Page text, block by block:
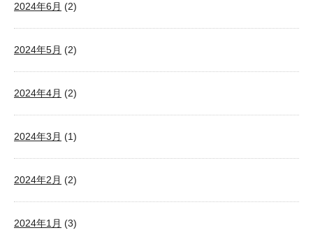
2024年6月 (2)
2024年5月 (2)
2024年4月 (2)
2024年3月 (1)
2024年2月 (2)
2024年1月 (3)